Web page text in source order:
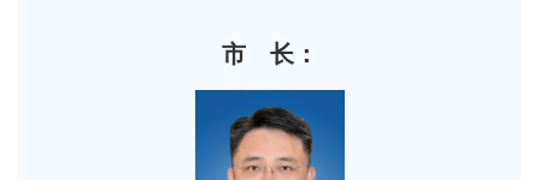
市 长：